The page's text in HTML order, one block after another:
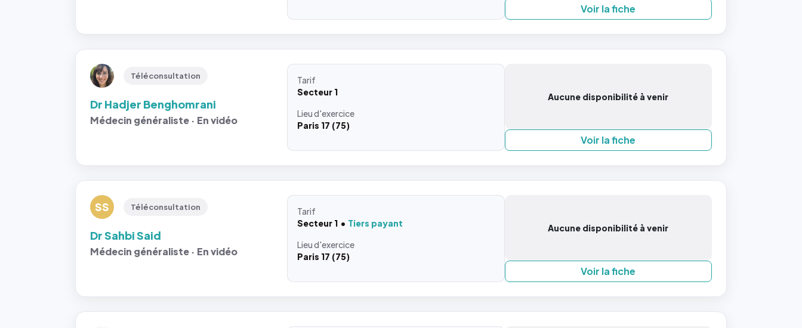
Voir la fiche
Téléconsultation
Dr Hadjer Benghomrani
Médecin généraliste · En vidéo
Tarif
Secteur 1
Lieud'exercice
Paris 17 (75)
Aucune disponibilité à venir
Voir la fiche
SS Téléconsultation
Dr Sahbi Said
Médecin généraliste · En vidéo
Tarif
Secteur 1
Tiers payant
Lieud'exercice
Paris 17 (75)
Aucune disponibilité à venir
Voir la fiche